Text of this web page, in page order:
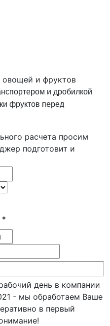
и фруктов
и дробилкой
фруктов перед
расчета просим
подготовит и
*
день в компании
- мы обработаем Ваше
в первый